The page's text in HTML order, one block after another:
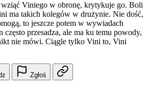
Viniego w obronę, krytykuje go. Boli
ma takich kolegów w drużynie. Nie dość,
to jeszcze potem w wywiadach
często przesadza, ale ma ku temu powody,
nie mówi. Ciągle tylko Vini to, Vini
Zgłoś